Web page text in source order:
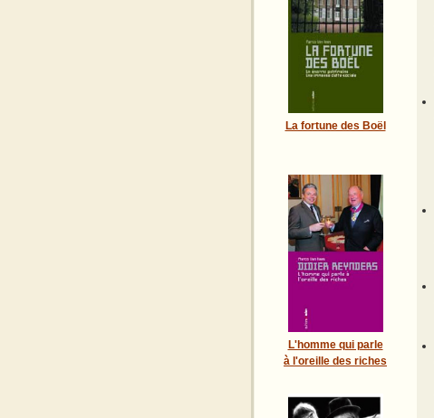
La fortune des Boël
L'homme qui parle
à l'oreille des riches